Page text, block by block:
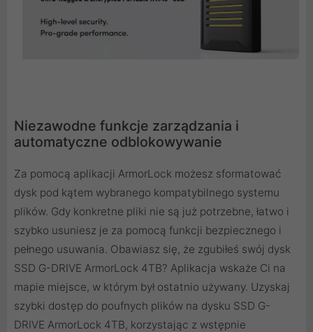
Niezawodne funkcje zarządzania i
automatyczne odblokowywanie
Za pomocą aplikacji ArmorLock możesz sformatować
dysk pod kątem wybranego kompatybilnego systemu
plików. Gdy konkretne pliki nie są już potrzebne, łatwo i
szybko usuniesz je za pomocą funkcji bezpiecznego i
pełnego usuwania. Obawiasz się, że zgubiłeś swój dysk
SSD G-DRIVE ArmorLock 4TB? Aplikacja wskaże Ci na
mapie miejsce, w którym był ostatnio używany. Uzyskaj
szybki dostęp do poufnych plików na dysku SSD G-
DRIVE ArmorLock 4TB, korzystając z wstępnie